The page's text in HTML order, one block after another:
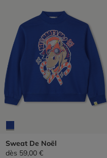
Sweat De Noël
dès 59,00 €